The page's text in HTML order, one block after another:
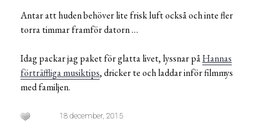
Antar att huden behöver lite frisk luft också och inte fler
torra timmar framför datorn …
Idag packar jag paket för glatta livet, lyssnar påHannas
förträffliga musiktips,dricker te och laddar inför filmmys
med familjen.
18 december, 2015